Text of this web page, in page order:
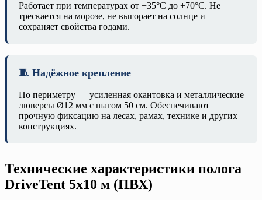
Работает при температурах от −35°C до +70°C. Не
трескается на морозе, не выгорает на солнце и
сохраняет свойства годами.
🧵 Надёжное крепление
По периметру — усиленная окантовка и металлические
люверсы Ø12 мм с шагом 50 см. Обеспечивают
прочную фиксацию на лесах, рамах, технике и других
конструкциях.
Технические характеристики полога
DriveTent 5х10 м (ПВХ)